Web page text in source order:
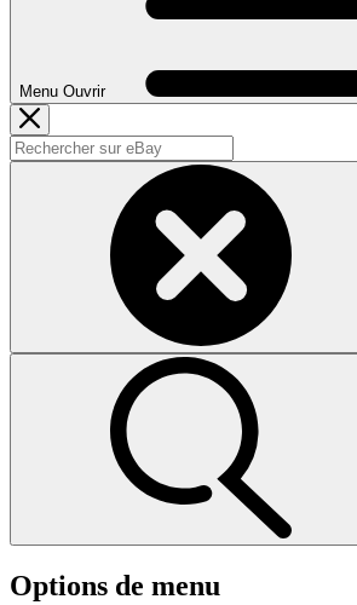
Menu Ouvrir
Options de menu